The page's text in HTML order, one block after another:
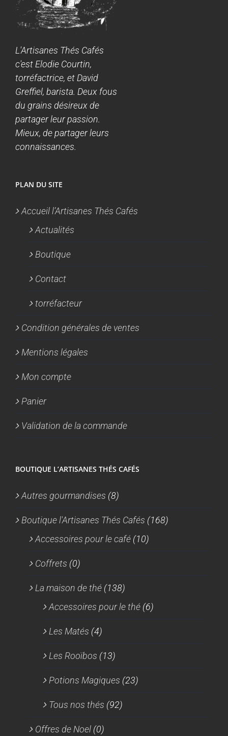
L'Artisanes Thés Cafés
c'est Elodie Courtin,
torréfactrice, et David
Greffiel, barista. Deux fous
du grains désireux de
partager leur passion.
Mieux, de partager leurs
connaissances.
PLAN DU SITE
Accueil l’Artisanes Thés Cafés
Actualités
Boutique
Contact
torréfacteur
Condition générales de ventes
Mentions légales
Mon compte
Panier
Validation de la commande
BOUTIQUE L’ARTISANES THÉS CAFÉS
Autres gourmandises (8)
Boutique l'Artisanes Thés Cafés (168)
Accessoires pour le café (10)
Coffrets (0)
La maison de thé (138)
Accessoires pour le thé (6)
Les Matés (4)
Les Rooïbos (13)
Potions Magiques (23)
Tous nos thés (92)
Offres de Noel (0)